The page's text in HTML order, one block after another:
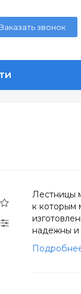
Заказать звонок
Лестницы
к которым
надежны и